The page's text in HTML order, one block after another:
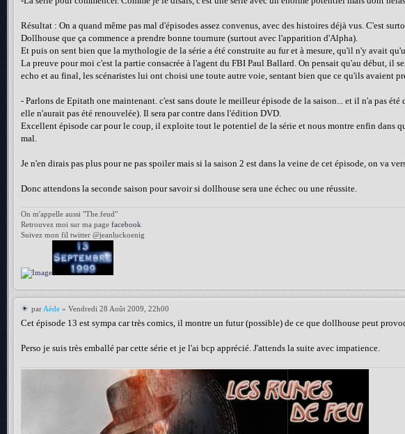
Résultat : On a quand même pas mal d'épisodes assez convenus, avec des histoires déjà vus. C'est
Dollhouse que ça commence a prendre bonne tournure (surtout avec l'apparition d'Alpha).
Et puis on sent bien que la mythologie de la série a été construite au fur et à mesure, qu'il n'y avait
La preuve pour moi c'est la partie consacrée à l'agent du FBI Paul Ballard. On pensait qu'au début,
echo et au final, les scénaristes lui ont choisi une toute autre voie, sentant bien que ce qu'ils avaient
- Parlons de Epitath one maintenant. c'est sans doute le meilleur épisode de la saison... et il n'a pas
elle n'aurait pas été renouvelée). Il sera par contre dans l'édition DVD.
Excellent épisode car pour le coup, il exploite tout le potentiel de la série et nous montre enfin dans
mal.
Je n'en dirais pas plus pour ne pas spoiler mais si la saison 2 est dans la veine de cet épisode, on va
Donc attendons la seconde saison pour savoir si dollhouse sera une échec ou une réussite.
On m'appelle aussi "The.feud"
Retrouvez moi sur ma page facebook
Suivez mon fil twitter @jeanluckoenig
par Aède » Vendredi 28 Août 2009, 22h00
Cet épisode 13 est sympa car très comics, il montre un futur (possible) de ce que dollhouse peut
Perso je suis très emballé par cette série et je l'ai bcp apprécié. J'attends la suite avec impatience.